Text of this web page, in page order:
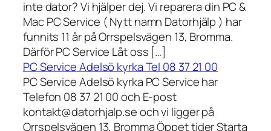
inte dator? Vi hjälper dej. Vi reparera din PC &
Mac PC Service ( Nytt namn Datorhjälp ) har
funnits 11 år på Orrspelsvägen 13, Bromma.
Därför PC Service Låt oss […]
PC Service Adelsö kyrka Tel 08 37 21 00
PC Service Adelsö kyrka PC Service har
Telefon 08 37 21 00 och E-post
kontakt@datorhjalp.se och vi ligger på
Orrspelsvägen 13, Bromma Öppet tider Starta